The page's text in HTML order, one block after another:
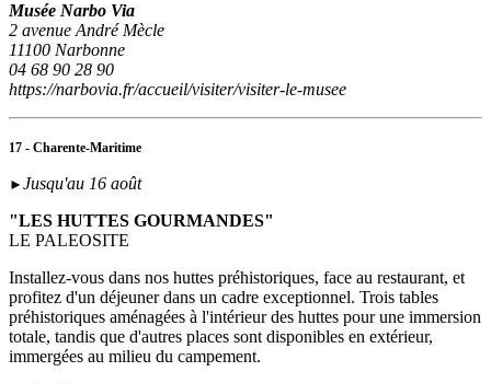
Musée Narbo Via
2 avenue André Mècle
11100 Narbonne
04 68 90 28 90
https://narbovia.fr/accueil/visiter/visiter-le-musee
17 - Charente-Maritime
► Jusqu'au 16 août
"LES HUTTES GOURMANDES"
LE PALEOSITE
Installez-vous dans nos huttes préhistoriques, face au restaurant, et
profitez d'un déjeuner dans un cadre exceptionnel. Trois tables
préhistoriques aménagées à l'intérieur des huttes pour une immersion
totale, tandis que d'autres places sont disponibles en extérieur,
immergées au milieu du campement.